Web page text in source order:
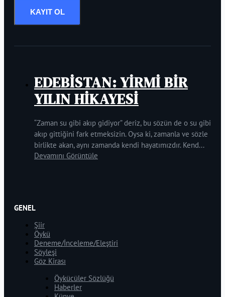
KAYIT OL
EDEBİSTAN: YİRMİ BİR
YILIN HİKAYESİ
“Zaman su gibi akıp gidiyor” deriz, bu sözün de o su gibi
akıp gittiğini fark etmeksizin. Oysa ki, zamanla ve sözle
birlikte akan, aynı zamanda kendi hayatımızdır. Kend...
Devamını Görüntüle
GENEL
Şiir
Öykü
Deneme/İnceleme/Eleştiri
Söyleşi
Göz Kirası
Öykücüler Sözlüğü
Haberler